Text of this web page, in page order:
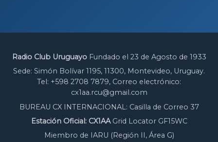
Radio Club UruguayoFundado el 23 de Agosto de 1933
Sede: Simón Bolívar 1195, 11300, Montevideo, Uruguay.
Tel: +598 2708 7879, Correo electrónico:
cx1aa.rcu@gmail.com
BUREAU CX INTERNACIONAL: Casilla de Correo 37
Estación Oficial: CX1AAGrid Locator GF15WC
Miembro de IARU (Región II, Área G)